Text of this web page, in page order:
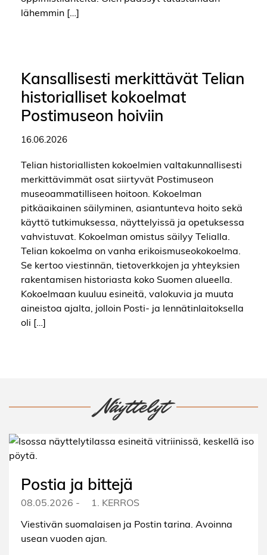
lähemmin […]
Kansallisesti merkittävät Telian
historialliset kokoelmat
Postimuseon hoiviin
16.06.2026
Telian historiallisten kokoelmien valtakunnallisesti
merkittävimmät osat siirtyvät Postimuseon
museoammatilliseen hoitoon. Kokoelman
pitkäaikainen säilyminen, asiantunteva hoito sekä
käyttö tutkimuksessa, näyttelyissä ja opetuksessa
vahvistuvat. Kokoelman omistus säilyy Telialla.
Telian kokoelma on vanha erikoismuseokokoelma.
Se kertoo viestinnän, tietoverkkojen ja yhteyksien
rakentamisen historiasta koko Suomen alueella.
Kokoelmaan kuuluu esineitä, valokuvia ja muuta
aineistoa ajalta, jolloin Posti- ja lennätinlaitoksella
oli […]
Näyttelyt
Postia ja bittejä
08.05.2026 -
1. KERROS
Viestivän suomalaisen ja Postin tarina. Avoinna
usean vuoden ajan.